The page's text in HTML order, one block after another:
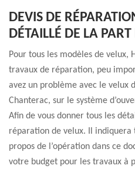
DEVIS DE
DÉTAILLÉ DE LA
Pour tous les modèles de velux,
travaux de réparation, peu
avez un problème avec le velux
Chanterac, sur le système
Afin de vous donner tous les
réparation de velux. Il indiquera
propos de l’opération dans ce
votre budget pour les travaux à